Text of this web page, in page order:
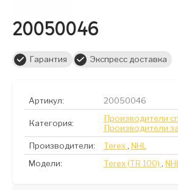
20050046
Гарантия Экспресс доставка
Артикул: 20050046
Категория:
Производители
Производители
Производители:
Terex , NHL
Модели:
Terex (TR 100) ,